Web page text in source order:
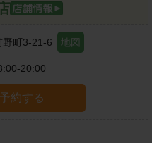
野町3-21-6 地図
20:00
約する